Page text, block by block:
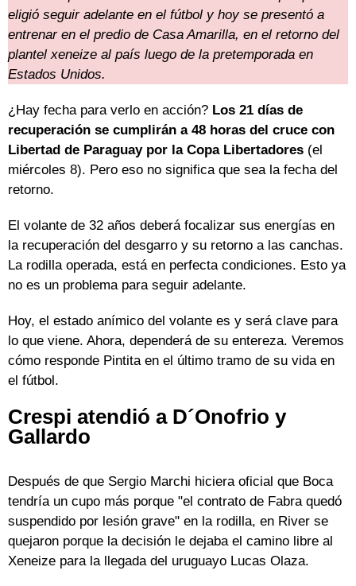
eligió seguir adelante en el fútbol y hoy se presentó a
entrenar en el predio de Casa Amarilla, en el retorno del
plantel xeneize al país luego de la pretemporada en
Estados Unidos.
¿Hay fecha para verlo en acción? Los 21 días de
recuperación se cumplirán a 48 horas del cruce con
Libertad de Paraguay por la Copa Libertadores (el
miércoles 8). Pero eso no significa que sea la fecha del
retorno.
El volante de 32 años deberá focalizar sus energías en
la recuperación del desgarro y su retorno a las canchas.
La rodilla operada, está en perfecta condiciones. Esto ya
no es un problema para seguir adelante.
Hoy, el estado anímico del volante es y será clave para
lo que viene. Ahora, dependerá de su entereza. Veremos
cómo responde Pintita en el último tramo de su vida en
el fútbol.
Crespi atendió a D´Onofrio y
Gallardo
Después de que Sergio Marchi hiciera oficial que Boca
tendría un cupo más porque "el contrato de Fabra quedó
suspendido por lesión grave" en la rodilla, en River se
quejaron porque la decisión le dejaba el camino libre al
Xeneize para la llegada del uruguayo Lucas Olaza.